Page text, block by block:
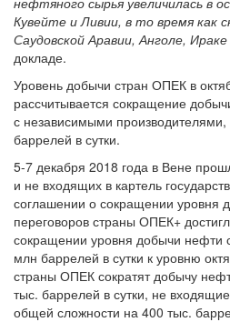
Кувейте и Ливии, в то время как
Саудовской Аравии, Анголе,
докладе.
Уровень добычи стран ОПЕК в
рассчитывается сокращение
с независимыми
баррелей в сутки.
5-7 декабря 2018 года в Вене
и не входящих в картель
соглашении о сокращении уровня
переговоров страны ОПЕК+
сокращении уровня добычи нефти
млн баррелей в сутки к уровню
страны ОПЕК сократят добычу
тыс. баррелей в сутки, не
общей сложности на 400 тыс.